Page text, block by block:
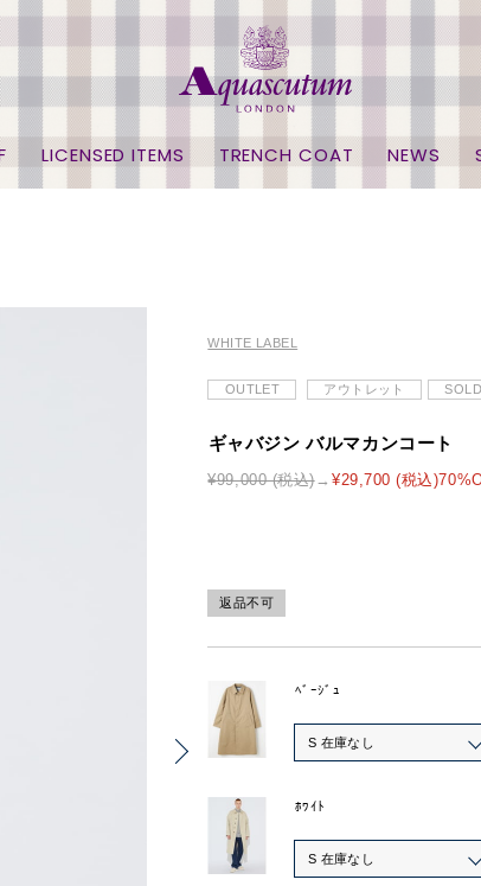
LICENSED ITEMS TRENCH COAT NEWS
WHITE LABEL
OUTLET アウトレット
ギャバジン バルマカンコート
¥99,000 (税込) ¥29,700 (税込
返品不可
ﾍﾞｰｼﾞｭ
S 在庫なし
ﾎﾜｲﾄ
S 在庫なし